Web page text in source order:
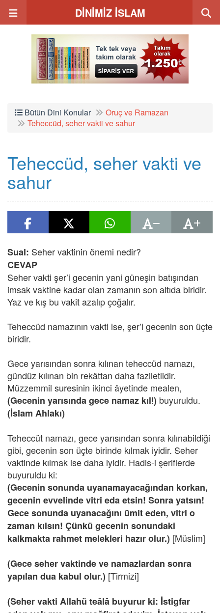
DİNİMİZ İSLAM
Bütün Dini Konular
Oruç ve Ramazan
Teheccüd, seher vakti ve sahur
Teheccüd, seher vakti ve
sahur
Sual: Seher vaktinin önemi nedir?
CEVAP
Seher vakti şer’i gecenin yani güneşin batışından
imsak vaktine kadar olan zamanın son altıda biridir.
Yaz ve kış bu vakit azalıp çoğalır.
Teheccüd namazının vakti ise, şer’i gecenin son üçte
biridir.
Gece yarısından sonra kılınan teheccüd namazı,
gündüz kılınan bin rekâttan daha faziletlidir.
Müzzemmil suresinin ikinci âyetinde mealen,
(Gecenin yarısında gece namaz kıl!) buyuruldu.
(İslam Ahlakı)
Teheccüt namazı, gece yarısından sonra kılınabildiği
gibi, gecenin son üçte birinde kılmak iyidir. Seher
vaktinde kılmak ise daha iyidir. Hadis-i şeriflerde
buyuruldu ki:
(Gecenin sonunda uyanamayacağından korkan,
gecenin evvelinde vitri eda etsin! Sonra yatsın!
Gece sonunda uyanacağını ümit eden, vitri o
zaman kılsın! Çünkü gecenin sonundaki
kalkmakta rahmet melekleri hazır olur.) [Müslim]
(Gece seher vaktinde ve namazlardan sonra
yapılan dua kabul olur.) [Tirmizi]
(Seher vakti Allahü teâlâ buyurur ki: İstigfar